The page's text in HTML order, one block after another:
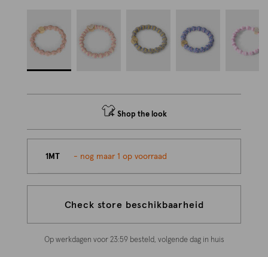
Shop the look
1MT - nog maar 1 op voorraad
Check store beschikbaarheid
Op werkdagen voor 23:59 besteld, volgende dag in huis